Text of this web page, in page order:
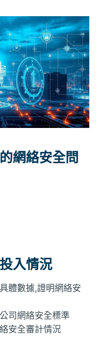
網絡安全問
入情況
體數據,證明網絡安
司網絡安全標準
安全審計情況